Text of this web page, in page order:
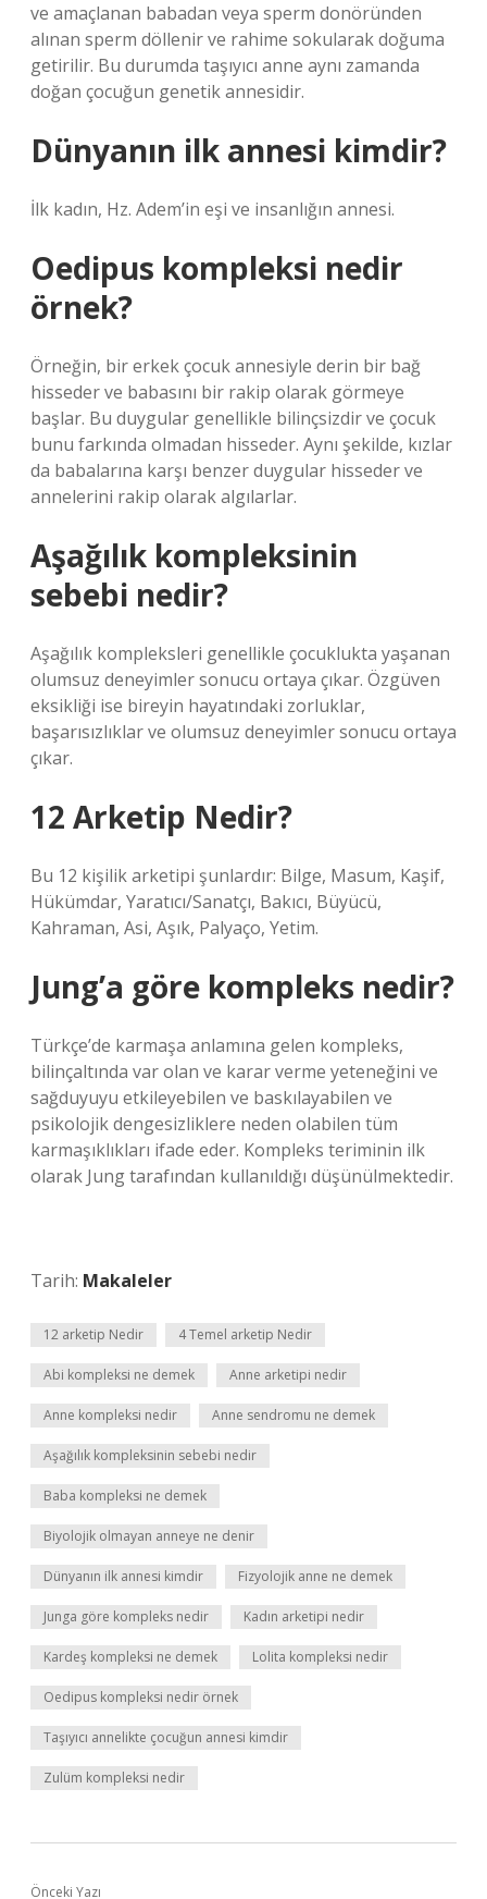
ve amaçlanan babadan veya sperm donöründen
alınan sperm döllenir ve rahime sokularak doğuma
getirilir. Bu durumda taşıyıcı anne aynı zamanda
doğan çocuğun genetik annesidir.
Dünyanın ilk annesi kimdir?
İlk kadın, Hz. Adem’in eşi ve insanlığın annesi.
Oedipus kompleksi nedir
örnek?
Örneğin, bir erkek çocuk annesiyle derin bir bağ
hisseder ve babasını bir rakip olarak görmeye
başlar. Bu duygular genellikle bilinçsizdir ve çocuk
bunu farkında olmadan hisseder. Aynı şekilde, kızlar
da babalarına karşı benzer duygular hisseder ve
annelerini rakip olarak algılarlar.
Aşağılık kompleksinin
sebebi nedir?
Aşağılık kompleksleri genellikle çocuklukta yaşanan
olumsuz deneyimler sonucu ortaya çıkar. Özgüven
eksikliği ise bireyin hayatındaki zorluklar,
başarısızlıklar ve olumsuz deneyimler sonucu ortaya
çıkar.
12 Arketip Nedir?
Bu 12 kişilik arketipi şunlardır: Bilge, Masum, Kaşif,
Hükümdar, Yaratıcı/Sanatçı, Bakıcı, Büyücü,
Kahraman, Asi, Aşık, Palyaço, Yetim.
Jung’a göre kompleks nedir?
Türkçe’de karmaşa anlamına gelen kompleks,
bilinçaltında var olan ve karar verme yeteneğini ve
sağduyuyu etkileyebilen ve baskılayabilen ve
psikolojik dengesizliklere neden olabilen tüm
karmaşıklıkları ifade eder. Kompleks teriminin ilk
olarak Jung tarafından kullanıldığı düşünülmektedir.
Tarih: Makaleler
12 arketip Nedir 4 Temel arketip Nedir
Abi kompleksi ne demek Anne arketipi nedir
Anne kompleksi nedir Anne sendromu ne demek
Aşağılık kompleksinin sebebi nedir
Baba kompleksi ne demek
Biyolojik olmayan anneye ne denir
Dünyanın ilk annesi kimdir Fizyolojik anne ne demek
Junga göre kompleks nedir Kadın arketipi nedir
Kardeş kompleksi ne demek Lolita kompleksi nedir
Oedipus kompleksi nedir örnek
Taşıyıcı annelikte çocuğun annesi kimdir
Zulüm kompleksi nedir
Önceki Yazı